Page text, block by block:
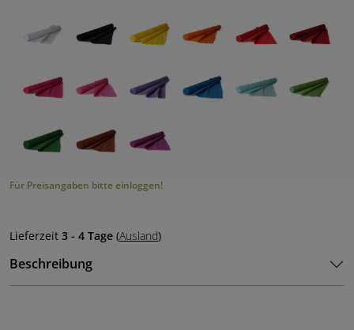
Für Preisangaben bitte einloggen!
Lieferzeit 3 - 4 Tage (Ausland)
Beschreibung